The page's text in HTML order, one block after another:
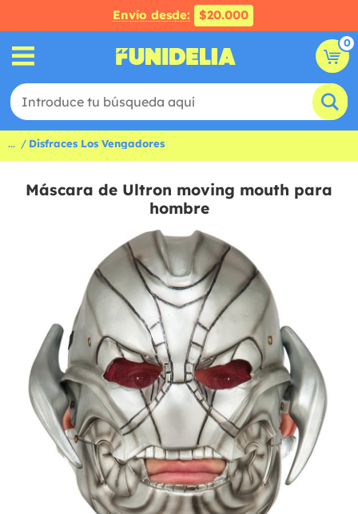
Envío desde: $20.000
0
... Disfraces Los Vengadores
Máscara de Ultron moving mouth para
hombre